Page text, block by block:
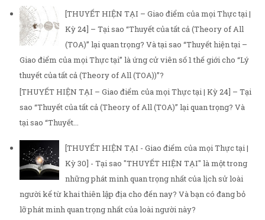
[THUYẾT HIỆN TẠI – Giao điểm của mọi Thực tại |
Kỳ 24] – Tại sao “Thuyết của tất cả (Theory of All
(TOA)” lại quan trọng? Và tại sao “Thuyết hiện tại –
Giao điểm của mọi Thực tại” là ứng cử viên số 1 thế giới cho “Lý
thuyết của tất cả (Theory of All (TOA))”?
[THUYẾT HIỆN TẠI – Giao điểm của mọi Thực tại | Kỳ 24] – Tại
sao “Thuyết của tất cả (Theory of All (TOA)” lại quan trọng? Và
tại sao “Thuyết...
[THUYẾT HIỆN TẠI - Giao điểm của mọi Thực tại |
Kỳ 30] - Tại sao "THUYẾT HIỆN TẠI" là một trong
những phát minh quan trọng nhất của lịch sử loài
người kể từ khai thiên lập địa cho đến nay? Và bạn có đang bỏ
lỡ phát minh quan trọng nhất của loài người này?